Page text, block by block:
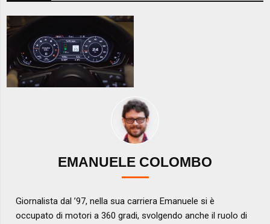
EMANUELE COLOMBO
Giornalista dal ’97, nella sua carriera Emanuele si è
occupato di motori a 360 gradi, svolgendo anche il ruolo di